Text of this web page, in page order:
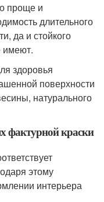
проще и
длительного
да и стойкого
имеют.
здоровья
поверхности
натурального
фактурной краски
этому
интерьера